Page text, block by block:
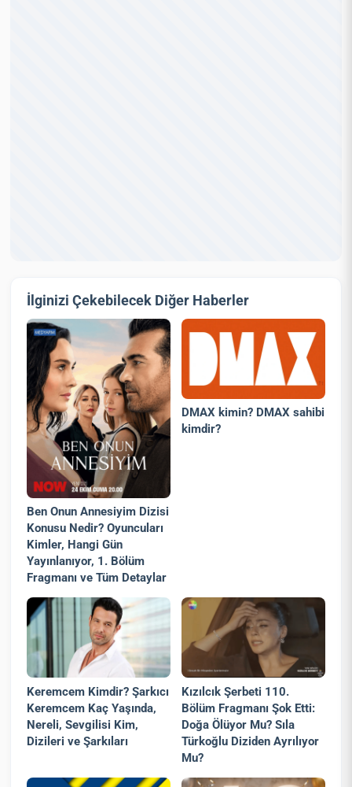
İlginizi Çekebilecek Diğer Haberler
Ben Onun Annesiyim Dizisi
Konusu Nedir? Oyuncuları
Kimler, Hangi Gün
Yayınlanıyor, 1. Bölüm
Fragmanı ve Tüm Detaylar
DMAX kimin? DMAX sahibi
kimdir?
Keremcem Kimdir? Şarkıcı
Keremcem Kaç Yaşında,
Nereli, Sevgilisi Kim,
Dizileri ve Şarkıları
Kızılcık Şerbeti 110.
Bölüm Fragmanı Şok Etti:
Doğa Ölüyor Mu? Sıla
Türkoğlu Diziden Ayrılıyor
Mu?